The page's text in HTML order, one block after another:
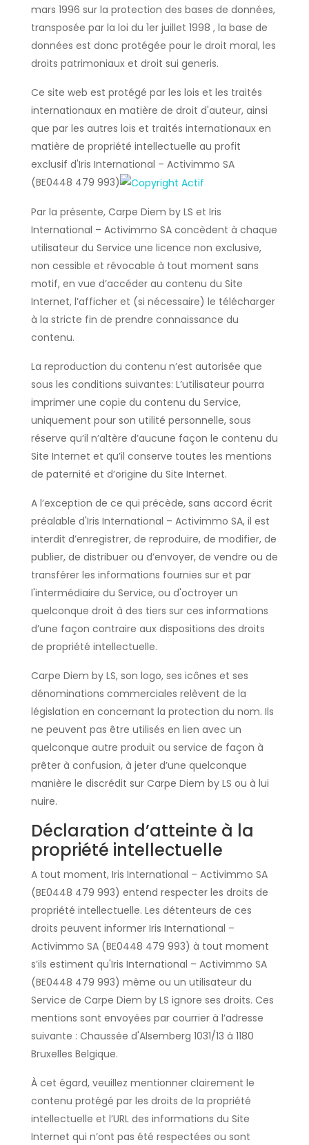
mars 1996 sur la protection des bases de données,
transposée par la loi du 1er juillet 1998 , la base de
données est donc protégée pour le droit moral, les
droits patrimoniaux et droit sui generis.
Ce site web est protégé par les lois et les traités
internationaux en matière de droit d'auteur, ainsi
que par les autres lois et traités internationaux en
matière de propriété intellectuelle au profit
exclusif d'Iris International – Activimmo SA
(BE0448 479 993)
Par la présente, Carpe Diem by LS et Iris
International – Activimmo SA concèdent à chaque
utilisateur du Service une licence non exclusive,
non cessible et révocable à tout moment sans
motif, en vue d’accéder au contenu du Site
Internet, l’afficher et (si nécessaire) le télécharger
à la stricte fin de prendre connaissance du
contenu.
La reproduction du contenu n’est autorisée que
sous les conditions suivantes: L’utilisateur pourra
imprimer une copie du contenu du Service,
uniquement pour son utilité personnelle, sous
réserve qu’il n’altère d’aucune façon le contenu du
Site Internet et qu’il conserve toutes les mentions
de paternité et d’origine du Site Internet.
A l’exception de ce qui précède, sans accord écrit
préalable d'Iris International – Activimmo SA, il est
interdit d’enregistrer, de reproduire, de modifier, de
publier, de distribuer ou d’envoyer, de vendre ou de
transférer les informations fournies sur et par
l'intermédiaire du Service, ou d'octroyer un
quelconque droit à des tiers sur ces informations
d’une façon contraire aux dispositions des droits
de propriété intellectuelle.
Carpe Diem by LS, son logo, ses icônes et ses
dénominations commerciales relèvent de la
législation en concernant la protection du nom. Ils
ne peuvent pas être utilisés en lien avec un
quelconque autre produit ou service de façon à
prêter à confusion, à jeter d’une quelconque
manière le discrédit sur Carpe Diem by LS ou à lui
nuire.
Déclaration d’atteinte à la
propriété intellectuelle
A tout moment, Iris International – Activimmo SA
(BE0448 479 993) entend respecter les droits de
propriété intellectuelle. Les détenteurs de ces
droits peuvent informer Iris International –
Activimmo SA (BE0448 479 993) à tout moment
s’ils estiment qu'Iris International – Activimmo SA
(BE0448 479 993) même ou un utilisateur du
Service de Carpe Diem by LS ignore ses droits. Ces
mentions sont envoyées par courrier à l’adresse
suivante : Chaussée d'Alsemberg 1031/13 à 1180
Bruxelles Belgique.
À cet égard, veuillez mentionner clairement le
contenu protégé par les droits de la propriété
intellectuelle et l’URL des informations du Site
Internet qui n’ont pas été respectées ou sont